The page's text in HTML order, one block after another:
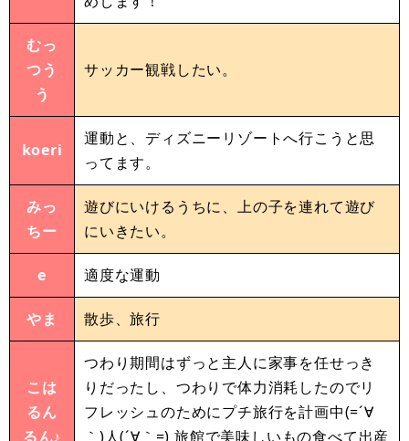
むっ
つう
う
サッカー観戦したい。
koeri
運動と、ディズニーリゾートへ行こうと思
ってます。
みっ
ちー
遊びにいけるうちに、上の子を連れて遊び
にいきたい。
e 適度な運動
やま 散歩、旅行
こは
るん
るん♪
つわり期間はずっと主人に家事を任せっき
りだったし、つわりで体力消耗したのでリ
フレッシュのためにプチ旅行を計画中(=´∀
｀)人(´∀｀=) 旅館で美味しいもの食べて出産